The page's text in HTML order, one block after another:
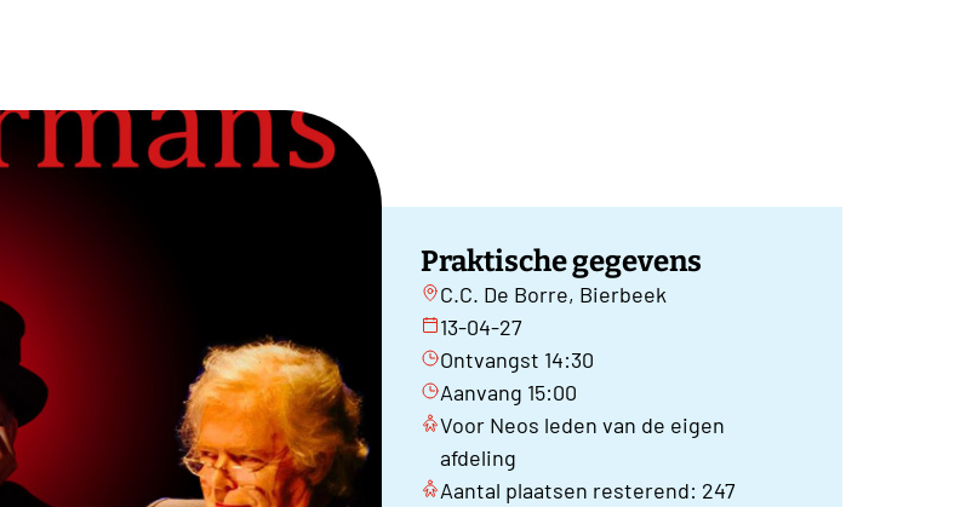
Praktische gegevens
C.C. De Borre, Bierbeek
13-04-27
Ontvangst 14:30
Aanvang 15:00
Voor Neos leden van de eigen
afdeling
Aantal plaatsen resterend: 247